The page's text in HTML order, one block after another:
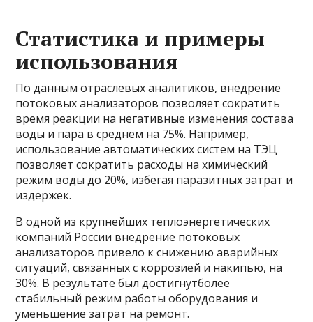
Статистика и примеры
использования
По данным отраслевых аналитиков, внедрение
потоковых анализаторов позволяет сократить
время реакции на негативные изменения состава
воды и пара в среднем на 75%. Например,
использование автоматических систем на ТЭЦ
позволяет сократить расходы на химический
режим воды до 20%, избегая паразитных затрат и
издержек.
В одной из крупнейших теплоэнергетических
компаний России внедрение потоковых
анализаторов привело к снижению аварийных
ситуаций, связанных с коррозией и накипью, на
30%. В результате был достигнутболее
стабильный режим работы оборудования и
уменьшение затрат на ремонт.